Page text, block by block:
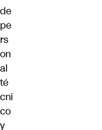
de
pe
rs
on
al
té
cni
co
y